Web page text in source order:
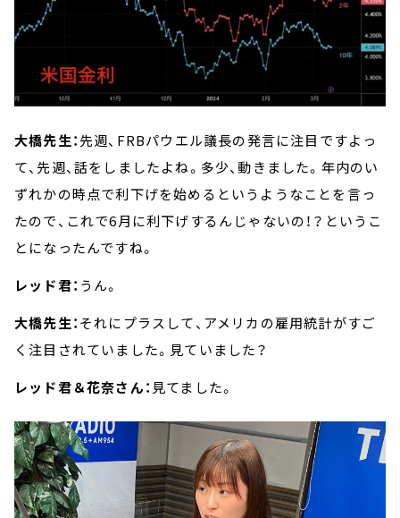
大橋先生：先週、FRBパウエル議長の発言に注目ですよっ
て、先週、話をしましたよね。多少、動きました。年内のい
ずれかの時点で利下げを始めるというようなことを言っ
たので、これで6月に利下げするんじゃないの！？というこ
とになったんですね。
レッド君： うん。
大橋先生：それにプラスして、アメリカの雇用統計がすご
く注目されていました。見ていました？
レッド君＆花奈さん： 見てました。